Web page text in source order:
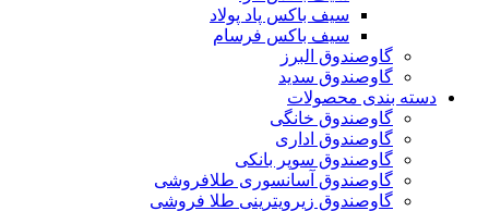
سیف باکس پاد پولاد
سیف باکس فرسام
گاوصندوق البرز
گاوصندوق سدید
دسته بندی محصولات
گاوصندوق خانگی
گاوصندوق اداری
گاوصندوق سوپر بانکی
گاوصندوق آسانسوری طلافروشی
گاوصندوق زیرویترینی طلا فروشی